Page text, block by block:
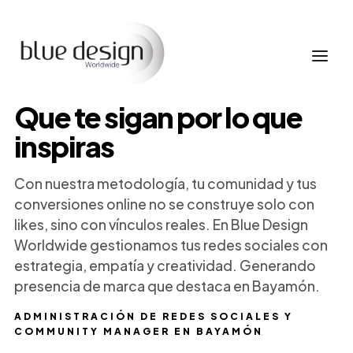
ADMINISTRACIÓN DE REDES SOCIALES Y
COMMUNITY MANAGER EN BAYAMÓN
Que te sigan por lo que
inspiras
Con nuestra metodología, tu comunidad y tus
conversiones online no se construye solo con
likes, sino con vínculos reales. En Blue Design
Worldwide gestionamos tus redes sociales con
estrategia, empatía y creatividad. Generando
presencia de marca que destaca en Bayamón.